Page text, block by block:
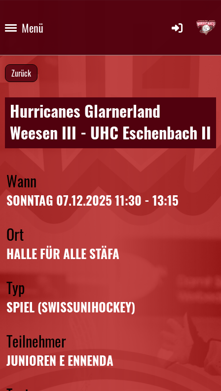
Menü
Zurück
Hurricanes Glarnerland
Weesen III - UHC Eschenbach II
Wann
SONNTAG 07.12.2025 11:30 - 13:15
Ort
HALLE FÜR ALLE STÄFA
Typ
SPIEL (SWISSUNIHOCKEY)
Teilnehmer
JUNIOREN E ENNENDA